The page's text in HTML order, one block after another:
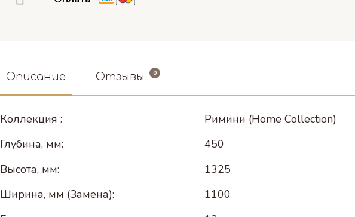
Описание Отзывы 0
Коллекция :
Римини (Home Collection)
Глубина, мм:
450
Высота, мм:
1325
Ширина, мм (Замена):
1100